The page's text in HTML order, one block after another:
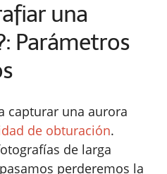
una
Parámetros
capturar una aurora
de obturación.
de larga
perderemos la